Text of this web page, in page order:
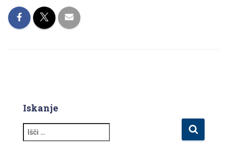
Iskanje
š